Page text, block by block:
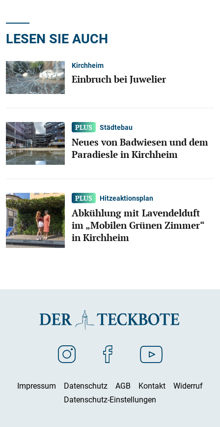
LESEN SIE AUCH
Kirchheim
Einbruch bei Juwelier
Städtebau
Neues von Badwiesen und dem
Paradiesle in Kirchheim
Hitzeaktionsplan
Abkühlung mit Lavendelduft
im „Mobilen Grünen Zimmer“
in Kirchheim
Impressum Datenschutz AGB Kontakt
Widerruf
Datenschutz-Einstellungen